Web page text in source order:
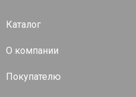
Каталог
О компании
Покупателю